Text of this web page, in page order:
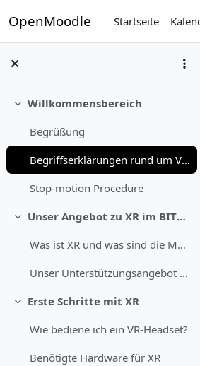
OpenMoodle Startseite
Einklappen
Willkommensbereich
Begrüßung
Begriffserklärungen rund um VR/AR/XR
Stop-motion Procedure
Einklappen
Unser Angebot zu XR im BITS SPACE
Was ist XR und was sind die Möglichkeiten?
Unser Unterstützungsangebot zu XR
Einklappen
Erste Schritte mit XR
Wie bediene ich ein VR-Headset?
Benötigte Hardware für XR